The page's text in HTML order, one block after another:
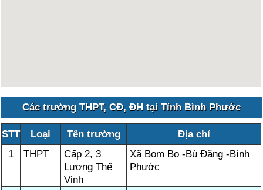
Các trường THPT, CĐ, ĐH tại Tỉnh Bình Phước
STT Loại Tên trường
Địa chỉ
1
THPT
Cấp 2, 3
Lương Thế
Vinh
Xã Bom Bo -Bù Đăng -Bình
Phước